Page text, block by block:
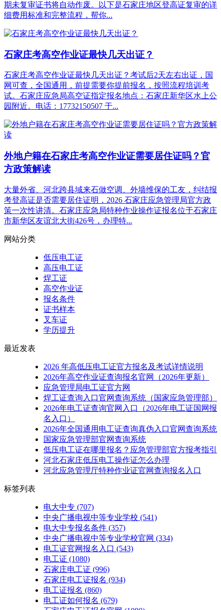
期未复审证书将自动作废。以下是石家庄地区登高证复审的详
细费用标准和完整流程，帮你...
石家庄考高空作业证最快几天出证？
石家庄考高空作业证最快几天出证？考试后2天左右出证，国
网可查，全国通用，前提需要你提前报名，按照流程培训考
试。石家庄应急局高空证指定报名地点：石家庄新华区水上公
园附近。电话：17732150507 于...
外地户籍在石家庄考高空作业证需要居住证吗？官
方政策解读
大量外省、河北跨县域来石做空调、外墙维保的工友，纠结报
考登高证是否需要居住证明，2026 石家庄应急管理局官方政
策一次性讲清。石家庄应急局特种作业操作证报名位于石家庄
市新华区友谊北大街426号，办理特...
网站分类
低压电工证
高压电工证
焊工证
高空作业证
报名条件
证书样本
叉车证
学历提升
最近发表
2026 年高低压电工证官方报名及考试详情说明
2026年高空作业证查询报名官网（2026年更新）
应急管理局电工证官方网
焊工证查询入口官网查询系统（国家应急管理部）
2026年电工证查询官网入口（2026年电工证国网报
名入口）
2026年全国通用电工证查询真伪入口官网查询系统
国家应急管理部官网查询系统
低压电工证在哪里报名？应急管理部官方报考指引
河北石家庄低压电工操作证怎么办理
河北应急管理厅特种作业证官网查询报名入口
标签列表
电大中专 (707)
中央广播电视中等专业学校 (541)
电大中专报名条件 (357)
中央广播电视中等专业学校官网 (334)
电工证官网报名入口 (543)
电工证 (1080)
石家庄电工证 (996)
石家庄电工证报名 (934)
电工证报名 (860)
电工证如何报名 (679)